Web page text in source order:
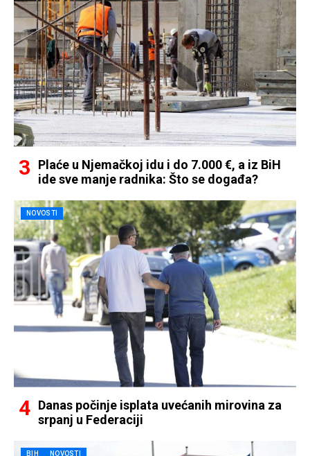
Plaće u Njemačkoj idu i do 7.000 €, a iz BiH
ide sve manje radnika: Što se događa?
NOVOSTI
Danas počinje isplata uvećanih mirovina za
srpanj u Federaciji
BIH NOVOSTI